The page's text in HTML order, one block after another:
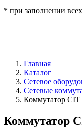
* при заполнении
Главная
Каталог
Сетевое
Сетевые
Коммутатор CIT
Коммутатор